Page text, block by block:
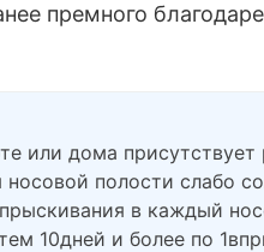
премного
или дома
полости слабо
в каждый
10дней и более по